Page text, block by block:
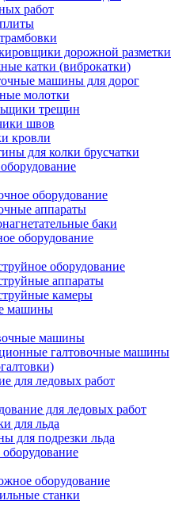
работ
дорожной разметки
катки (виброкатки)
машины для дорог
молотки
трещин
швов
кровли
для колки брусчатки
оборудование
аппараты
баки
оборудование
оборудование
аппараты
камеры
машины
машины
галтовочные машины
для ледовых работ
для ледовых работ
для льда
для подрезки льда
оборудование
станки